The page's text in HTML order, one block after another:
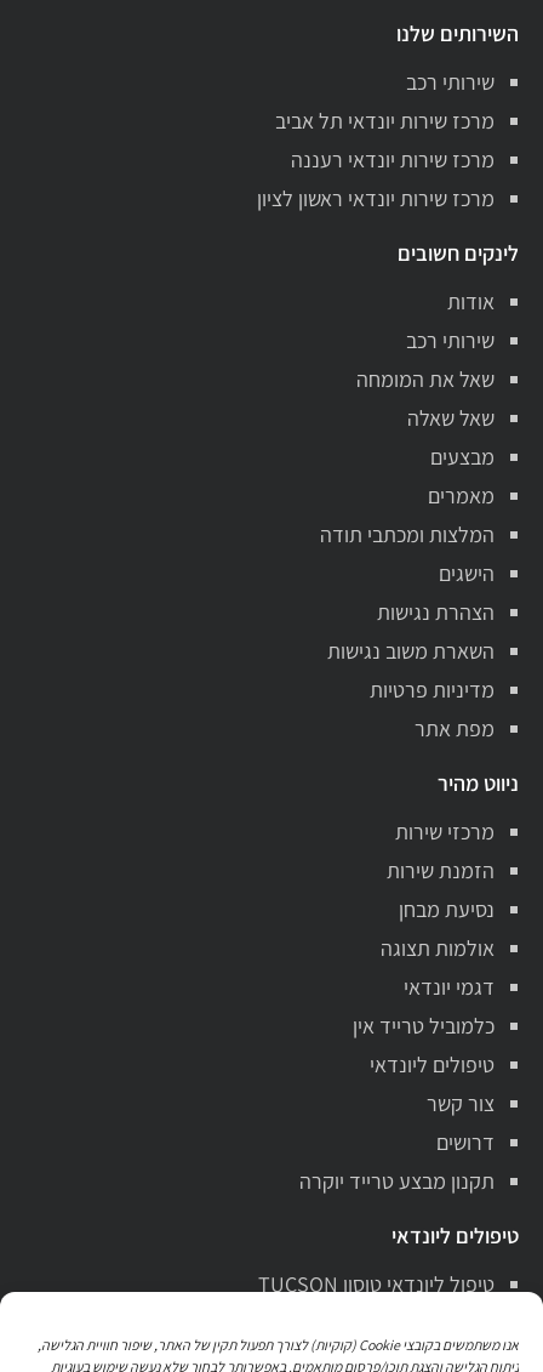
אנו משתמשים בקובצי Cookie (קוקיות) לצורך תפעול תקין של האתר, שיפור חוויית הגלישה,
ניתוח הגלישה והצגת תוכן/פרסום מותאמים. באפשרותך לבחור שלא נעשה שימוש בעוגיות
השירותים שלנו
שירותי רכב
מרכז שירות יונדאי תל אביב
מרכז שירות יונדאי רעננה
מרכז שירות יונדאי ראשון לציון
לינקים חשובים
אודות
שירותי רכב
שאל את המומחה
שאל שאלה
מבצעים
מאמרים
המלצות ומכתבי תודה
הישגים
הצהרת נגישות
השארת משוב נגישות
מדיניות פרטיות
מפת אתר
ניווט מהיר
מרכזי שירות
הזמנת שירות
נסיעת מבחן
אולמות תצוגה
דגמי יונדאי
כלמוביל טרייד אין
טיפולים ליונדאי
צור קשר
דרושים
תקנון מבצע טרייד יוקרה
טיפולים ליונדאי
טיפול ליונדאי טוסון TUCSON
טיפול ליונדאי i10